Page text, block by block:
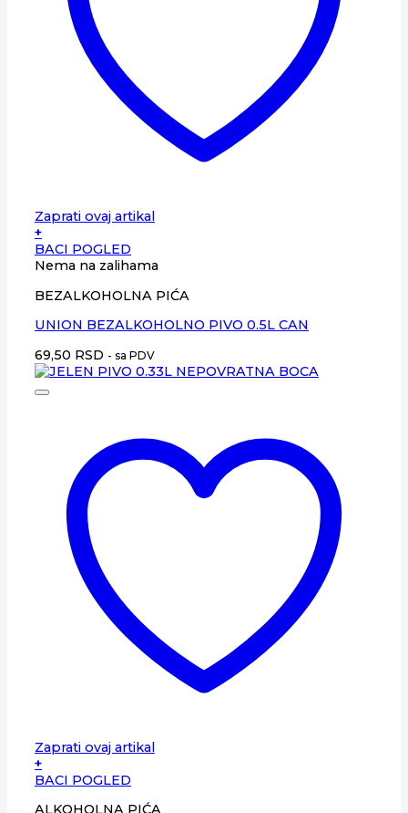
Zaprati ovaj artikal
+
BACI POGLED
Nema na zalihama
BEZALKOHOLNA PIĆA
UNION BEZALKOHOLNO PIVO 0.5L CAN
69,50 RSD - sa PDV
Zaprati ovaj artikal
+
BACI POGLED
ALKOHOLNA PIĆA